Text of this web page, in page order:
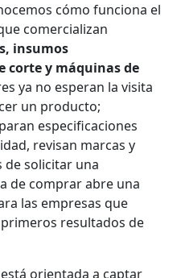
cómo funciona el
comercializan
insumos
corte y máquinas de
ya no esperan la visita
un producto;
especificaciones
revisan marcas y
de solicitar una
de comprar abre una
las empresas que
resultados de
está orientada a captar